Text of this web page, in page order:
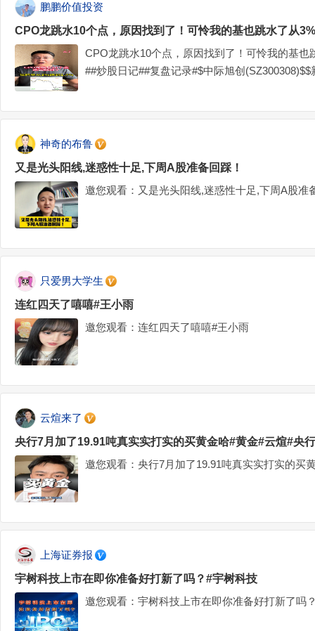
鹏鹏价值投资
CPO龙跳水10个点，原因找到了！可怜我的基也跳水了从
CPO龙跳水10个点，原因找到了！可怜我的基也
##炒股日记##复盘记录#$中际旭创(SZ300308)$$
神奇的布鲁
又是光头阳线,迷惑性十足,下周A股准备回踩！
邀您观看：又是光头阳线,迷惑性十足,下周A股准
只爱男大学生
连红四天了嘻嘻#王小雨
邀您观看：连红四天了嘻嘻#王小雨
云煊来了
央行7月加了19.91吨真实实打实的买黄金哈#黄金#云煊#央
邀您观看：央行7月加了19.91吨真实实打实的买
上海证券报
宇树科技上市在即你准备好打新了吗？#宇树科技
邀您观看：宇树科技上市在即你准备好打新了吗